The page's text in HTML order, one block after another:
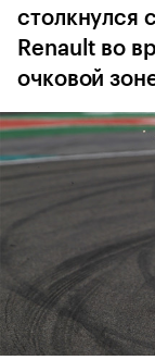
столкнулся
Renault во
очковой